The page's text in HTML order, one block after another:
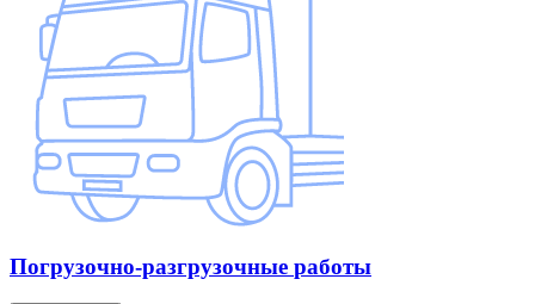
Погрузочно-разгрузочные работы